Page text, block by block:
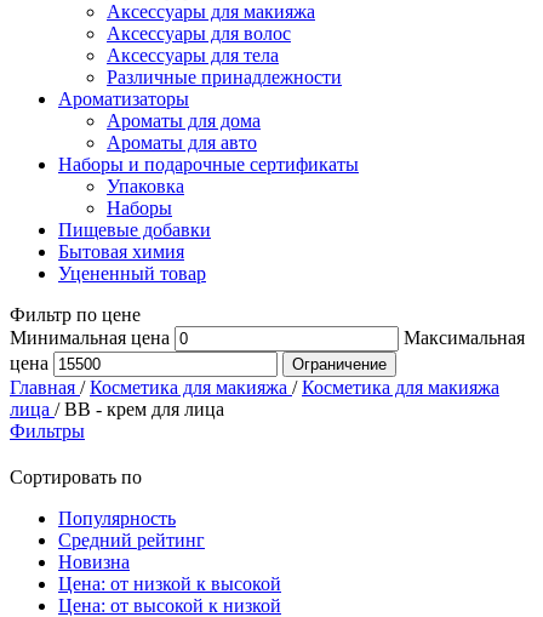
Аксессуары для макияжа
Аксессуары для волос
Аксессуары для тела
Различные принадлежности
Ароматизаторы
Ароматы для дома
Ароматы для авто
Наборы и подарочные сертификаты
Упаковка
Наборы
Пищевые добавки
Бытовая химия
Уцененный товар
Фильтр по цене
Минимальная цена
Максимальная
цена
Ограничение
Главная / Косметика для макияжа / Косметика для макияжа
лица / ВВ - крем для лица
Фильтры
Сортировать по
Популярность
Средний рейтинг
Новизна
Цена: от низкой к высокой
Цена: от высокой к низкой